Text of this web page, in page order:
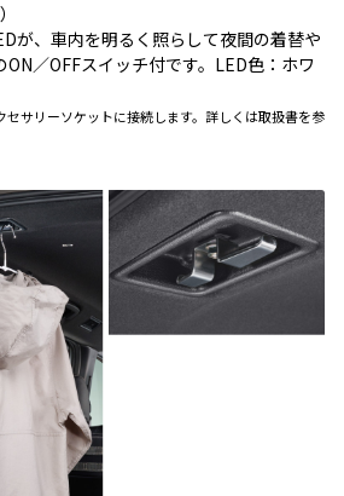
が、車内を明るく照らして夜間の着替や
／OFFスイッチ付です。LED色：ホワ
サリーソケットに接続します。詳しくは取扱書を参